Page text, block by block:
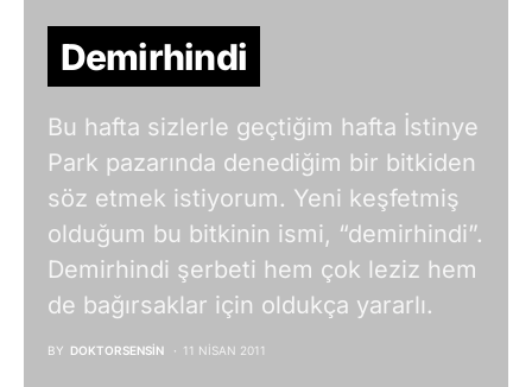
Demirhindi
Bu hafta sizlerle geçtiğim hafta İstinye
Park pazarında denediğim bir bitkiden
söz etmek istiyorum. Yeni keşfetmiş
olduğum bu bitkinin ismi, “demirhindi”.
Demirhindi şerbeti hem çok leziz hem
de bağırsaklar için oldukça yararlı.
BY DOKTORSENSIN 11 NISAN 2011